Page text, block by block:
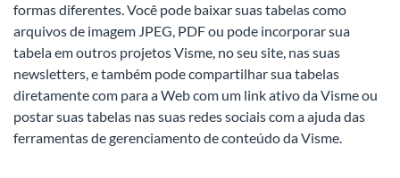
formas diferentes. Você pode baixar suas tabelas como
arquivos de imagem JPEG, PDF ou pode incorporar sua
tabela em outros projetos Visme, no seu site, nas suas
newsletters, e também pode compartilhar sua tabelas
diretamente com para a Web com um link ativo da Visme ou
postar suas tabelas nas suas redes sociais com a ajuda das
ferramentas de gerenciamento de conteúdo da Visme.